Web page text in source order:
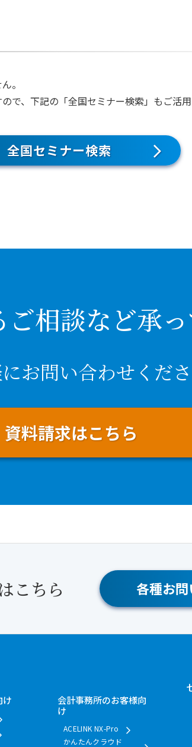
。
で、下記の「全国セミナー検索」もご活
全国セミナー検索
相談など承
お問い合わせくだ
資料請求はこちら
こちら 各種お
け
会計事務所のお客様向
け
ACELINK NX-Pro
かんたんクラウド